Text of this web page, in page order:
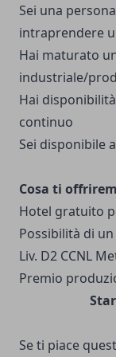
Sei una
intraprendere
Hai maturato
industriale/
Hai
continuo
Sei disponibile
Cosa ti
Hotel gratuito
Possibilità di
Liv. D2 CCNL
Premio
Se ti piace